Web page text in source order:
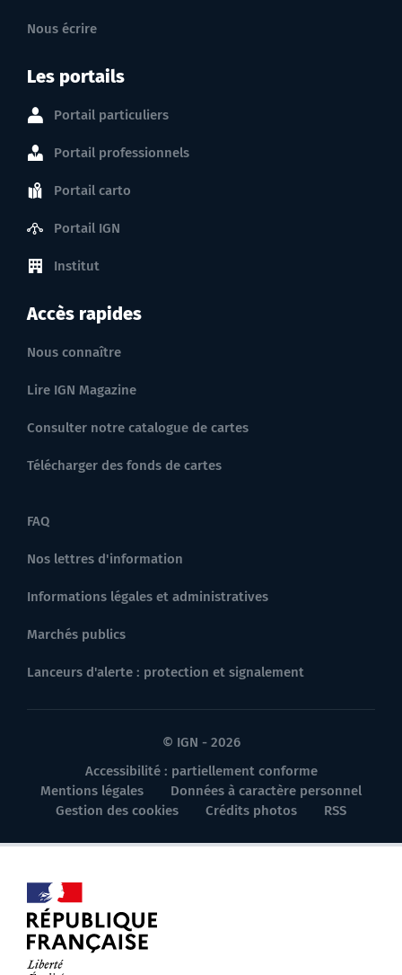
Nous écrire
Les portails
Portail particuliers
Portail professionnels
Portail carto
Portail IGN
Institut
Accès rapides
Nous connaître
Lire IGN Magazine
Consulter notre catalogue de cartes
Télécharger des fonds de cartes
FAQ
Nos lettres d'information
Informations légales et administratives
Marchés publics
Lanceurs d'alerte : protection et signalement
© IGN - 2026
Accessibilité : partiellement conforme
Mentions légales
Données à caractère personnel
Gestion des cookies
Crédits photos RSS